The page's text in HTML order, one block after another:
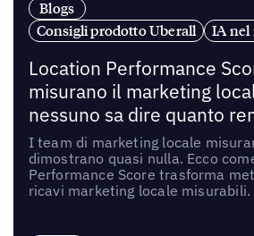
Blogs
Consigli prodotto Uberall
IA nel
Location Performance
misurano il marketing
nessuno sa dire quanto
I team di marketing locale
dimostrano quasi nulla. Ecco
Performance Score trasforma
ricavi marketing locale misurabili.